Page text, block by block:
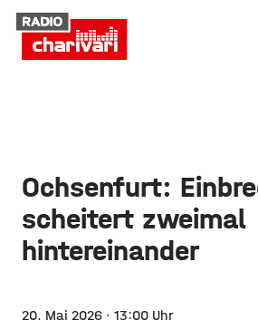
Ochsenfurt:
scheitert zweimal
hintereinander
20. Mai 2026 · 13:00 Uhr